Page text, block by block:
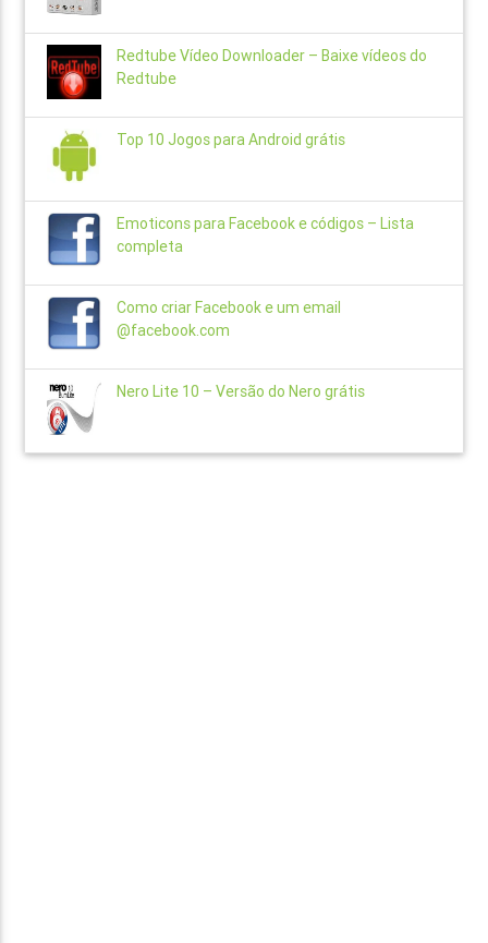
Redtube Vídeo Downloader – Baixe vídeos do
Redtube
Top 10 Jogos para Android grátis
Emoticons para Facebook e códigos – Lista
completa
Como criar Facebook e um email
@facebook.com
Nero Lite 10 – Versão do Nero grátis